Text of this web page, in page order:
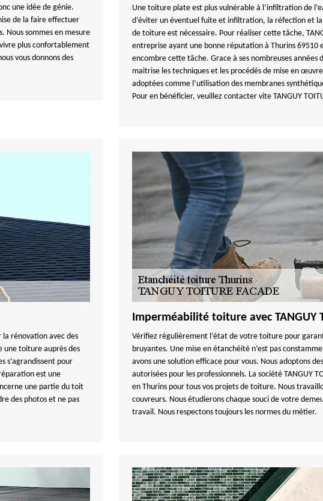
une idée de génie.
de la faire effectuer
Nous sommes en mesure
plus confortablement
vous donnons des
Une toiture plate est plus vulnérable à l’infiltration de
d’éviter un éventuel fuite et infiltration, la réfection et
de toiture est nécessaire. Pour réaliser cette tâche,
entreprise ayant une bonne réputation à Thurins 69510
encombre cette tâche. Grace à ses nombreuses années
maitrise les techniques et les procédés de mise en
adoptées comme l’utilisation des membranes
Pour en bénéficier, veuillez contacter vite TANGUY
rénovation avec des
une toiture auprès des
s’agrandissent pour
est une
une partie du toit
des photos et ne pas
Imperméabilité toiture avec TANGUY
Vérifiez régulièrement l’état de votre toiture pour
bruyantes. Une mise en étanchéité n’est pas
avons une solution efficace pour vous. Nous adoptons
autorisées pour les professionnels. La société TANGUY
en Thurins pour tous vos projets de toiture. Nous
couvreurs. Nous étudierons chaque souci de votre
travail. Nous respectons toujours les normes du métier.